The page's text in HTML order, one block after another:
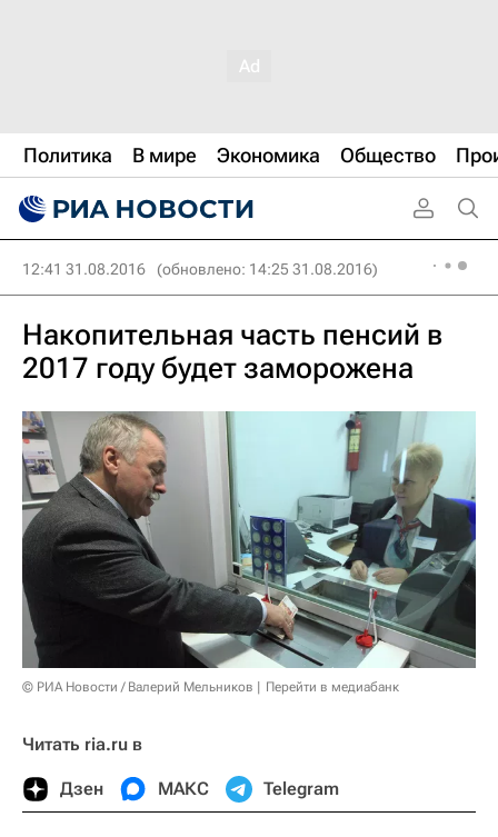
Политика В мире Экономика Общество
12:41 31.08.2016 (обновлено: 14:25 31.08.2016)
Накопительная часть пенсий в
2017 году будет заморожена
© РИА Новости / Валерий Мельников Перейти в медиабанк
Читать ria.ru в
Дзен МАКС Telegram